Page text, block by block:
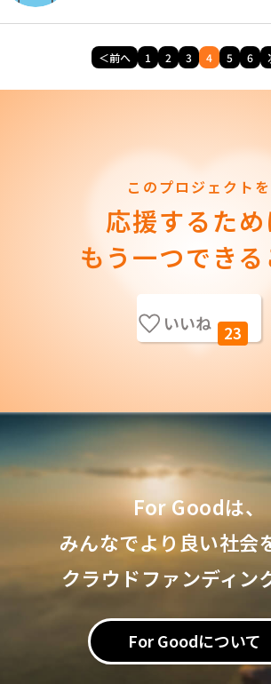
＜前へ 1 2 3 4 5 6
このプロジェクトを
応援するため
もう一つできる
いいね 23
For Goodは、
みんなでより良い社会
クラウドファンディン
For Goodについて